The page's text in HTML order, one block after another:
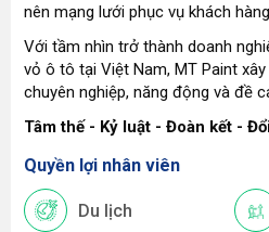
nên mạng lưới phục vụ khách
Với tầm nhìn trở thành doanh
vỏ ô tô tại Việt Nam, MT Paint
chuyên nghiệp, năng động và đề
Tâm thế - Kỷ luật - Đoàn kết -
Quyền lợi nhân viên
Du lịch